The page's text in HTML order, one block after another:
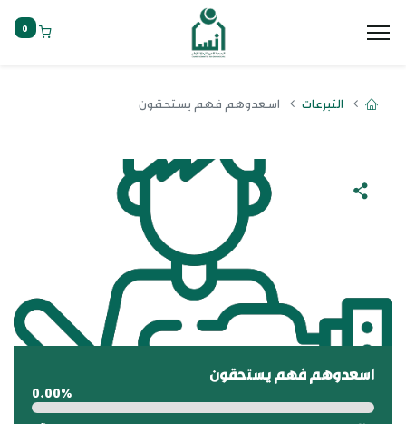
0
التبرعات اسعدوهم فهم يستحقون
اسعدوهم فهم يستحقون
0.00%